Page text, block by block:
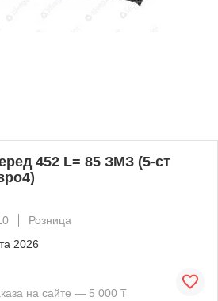
452 L= 85 ЗМЗ (5-ст
Розница
2026
на сайте — 5 000 ₸